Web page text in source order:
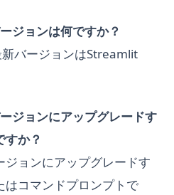
ジョンは何ですか？
バージョンはStreamlit
ジョンにアップグレードす
すか？
ョンにアップグレードす
はコマンドプロンプトで